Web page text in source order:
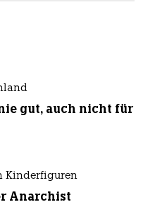
gut, auch nicht für
Kinderfiguren
Anarchist